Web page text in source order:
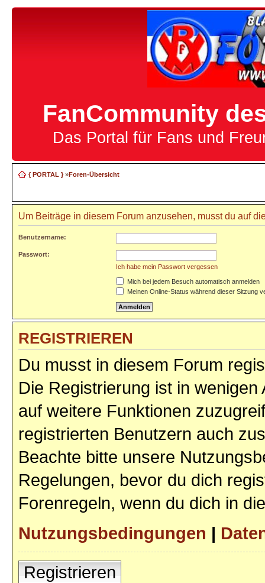
FanCommunity
Das Portal für Fans und
{ PORTAL }»Foren-Übersicht
Um Beiträge in diesem Forum anzusehen, musst du auf
Benutzername:
Passwort:
Ich habe mein Passwort vergessen
Mich bei jedem Besuch automatisch anmelden
Meinen Online-Status während dieser Sitzung
REGISTRIEREN
Du musst in diesem Forum
Die Registrierung ist in
auf weitere Funktionen
registrierten Benutzern auch
Beachte bitte unsere
Regelungen, bevor du dich
Forenregeln, wenn du dich in
Nutzungsbedingungen |
Registrieren